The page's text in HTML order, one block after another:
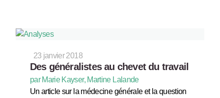
23 janvier 2018
Des généralistes au chevet du travail
par Marie Kayser, Martine Lalande
Un article sur la médecine générale et la question